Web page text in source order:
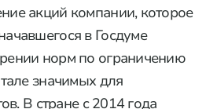
акций компании, которое
в Госдуме
норм по ограничению
значимых для
В стране с 2014 года